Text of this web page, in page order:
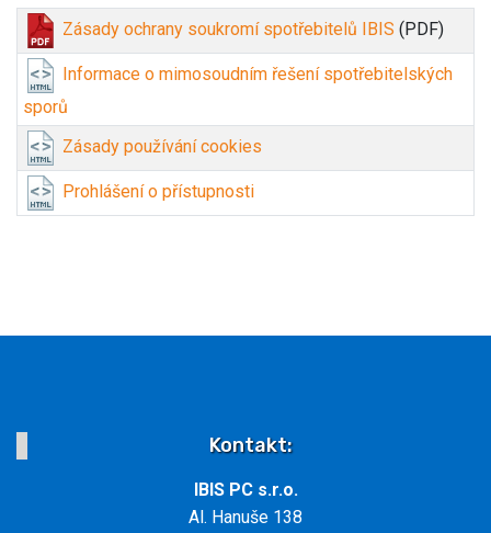
Zásady ochrany soukromí spotřebitelů IBIS (PDF)
Informace o mimosoudním řešení spotřebitelských
sporů
Zásady používání cookies
Prohlášení o přístupnosti
Kontakt:
IBIS PC s.r.o.
Al. Hanuše 138